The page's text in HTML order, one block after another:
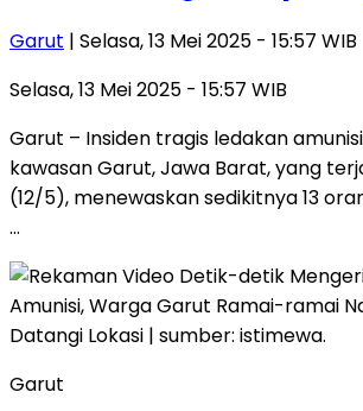
Garut | Selasa, 13 Mei 2025 - 15:57 WIB
Selasa, 13 Mei 2025 - 15:57 WIB
Garut – Insiden tragis ledakan
kawasan Garut, Jawa Barat, yang
(12/5), menewaskan sedikitnya 13
…
Garut